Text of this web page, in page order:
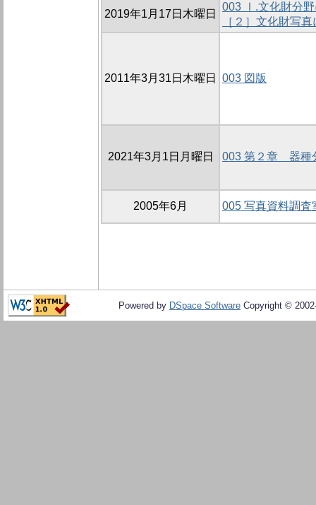
2019年1月17日木曜日
003 Ⅰ.文化財分野
［２］文化財写
2011年3月31日木曜日 003 図版
2021年3月1日月曜日 003 第２章 器種
2005年6月 005 写真資料調査
Powered by DSpace Software Copyright ©